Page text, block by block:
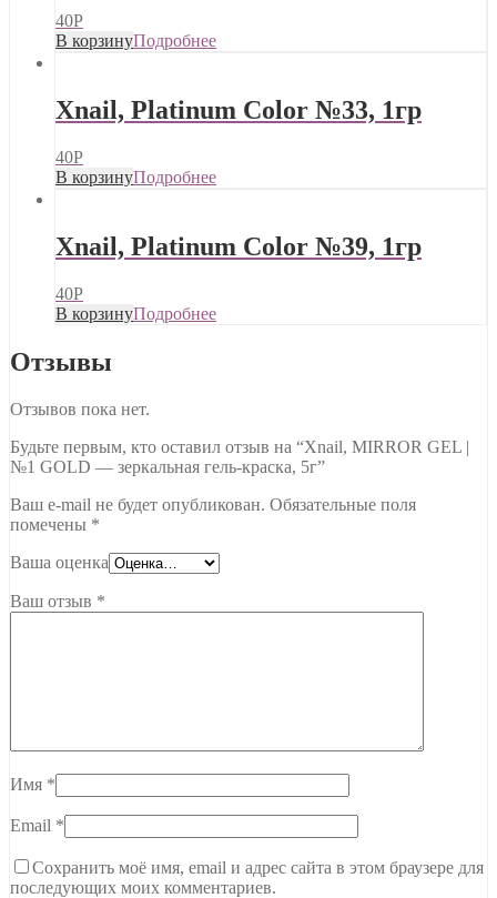
40Р
В корзинуПодробнее
Xnail, Platinum Color №33, 1гр
40Р
В корзинуПодробнее
Xnail, Platinum Color №39, 1гр
40Р
В корзинуПодробнее
Отзывы
Отзывов пока нет.
Будьте первым, кто оставил отзыв на “Xnail, MIRROR GEL |
№1 GOLD — зеркальная гель-краска, 5г”
Ваш e-mail не будет опубликован. Обязательные поля
помечены *
Ваша оценка
Ваш отзыв *
Имя *
Email *
Сохранить моё имя, email и адрес сайта в этом браузере для
последующих моих комментариев.